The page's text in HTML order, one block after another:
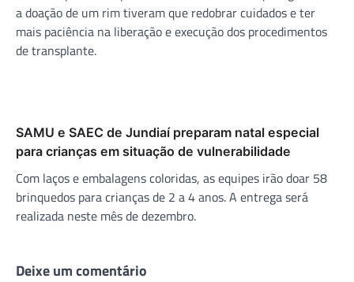
a doação de um rim tiveram que redobrar cuidados e ter
mais paciência na liberação e execução dos procedimentos
de transplante.
SAMU e SAEC de Jundiaí preparam natal especial
para crianças em situação de vulnerabilidade
Com laços e embalagens coloridas, as equipes irão doar 58
brinquedos para crianças de 2 a 4 anos. A entrega será
realizada neste mês de dezembro.
Deixe um comentário